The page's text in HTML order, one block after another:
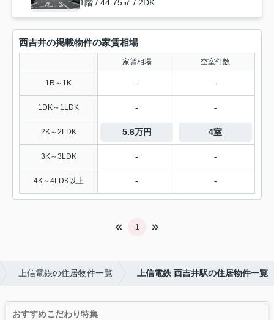
1階 / 44.75㎡ / 2DK
西吉井の掲載物件の家賃相場
家賃相場 空室件数
1R～1K - -
1DK～1LDK - -
2K～2LDK 5.6万円 4室
3K～3LDK - -
4K～4LDK以上 - -
1
上信電鉄の住居物件一覧 上信電鉄 西吉井駅の住居物件一覧
おすすめこだわり特集